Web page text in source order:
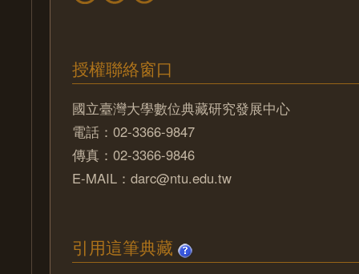
授權聯絡窗口
國立臺灣大學數位典藏研究發展中心
電話：02-3366-9847
傳真：02-3366-9846
E-MAIL：darc@ntu.edu.tw
引用這筆典藏